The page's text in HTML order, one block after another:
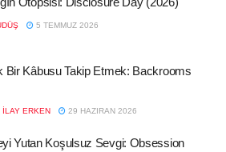
5 TEMMUZ 2026
Bir Kâbusu Takip Etmek: Backrooms
İLAY ERKEN 29 HAZIRAN 2026
Yutan Koşulsuz Sevgi: Obsession